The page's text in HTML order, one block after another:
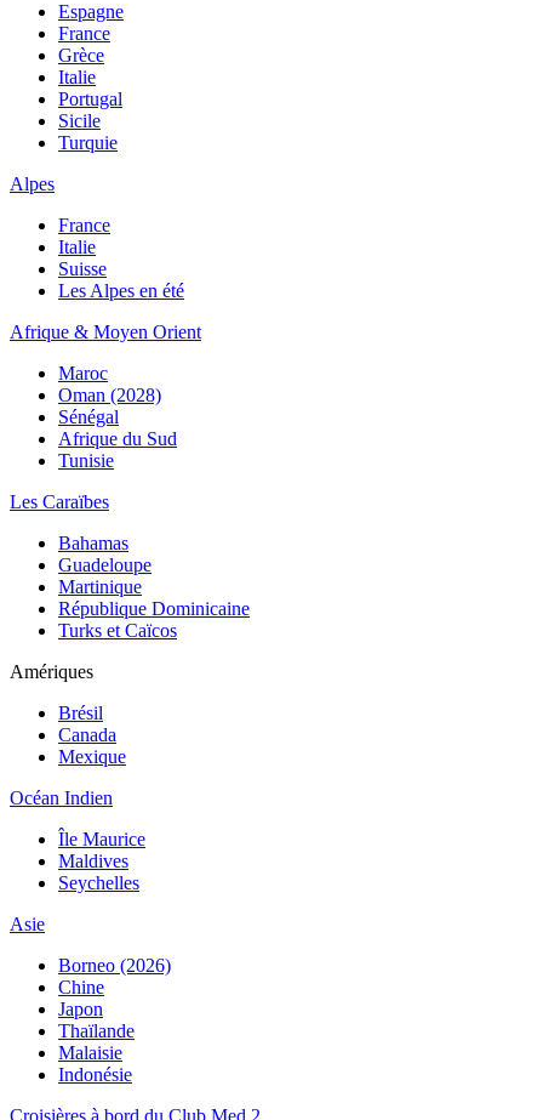
Espagne
France
Grèce
Italie
Portugal
Sicile
Turquie
Alpes
France
Italie
Suisse
Les Alpes en été
Afrique & Moyen Orient
Maroc
Oman (2028)
Sénégal
Afrique du Sud
Tunisie
Les Caraïbes
Bahamas
Guadeloupe
Martinique
République Dominicaine
Turks et Caïcos
Amériques
Brésil
Canada
Mexique
Océan Indien
Île Maurice
Maldives
Seychelles
Asie
Borneo (2026)
Chine
Japon
Thaïlande
Malaisie
Indonésie